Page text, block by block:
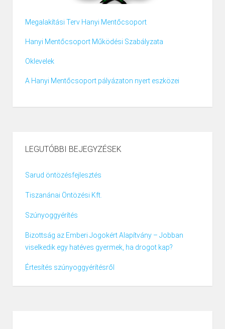
Megalakítási Terv Hanyi Mentőcsoport
Hanyi Mentőcsoport Működési Szabályzata
Oklevelek
A Hanyi Mentőcsoport pályázaton nyert eszközei
LEGUTÓBBI BEJEGYZÉSEK
Sarud öntözésfejlesztés
Tiszanánai Öntözési Kft.
Szúnyoggyérítés
Bizottság az Emberi Jogokért Alapítvány – Jobban
viselkedik egy hatéves gyermek, ha drogot kap?
Értesítés szúnyoggyérítésről